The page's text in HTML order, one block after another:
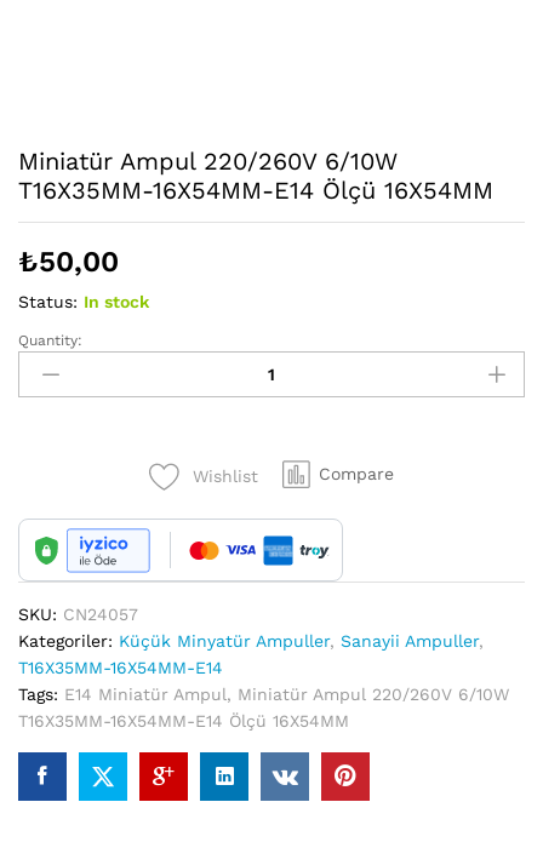
Miniatür Ampul 220/260V 6/10W
T16X35MM-16X54MM-E14 Ölçü 16X54MM
₺50,00
Status: In stock
Miniatür
Ampul
220/260V
16X54MM
quantity
Quantity:
Wishlist Compare
SKU: CN24057
Kategoriler: Küçük Minyatür Ampuller, Sanayii Ampuller,
T16X35MM-16X54MM-E14
Tags: E14 Miniatür Ampul, Miniatür Ampul 220/260V 6/10W
T16X35MM-16X54MM-E14 Ölçü 16X54MM